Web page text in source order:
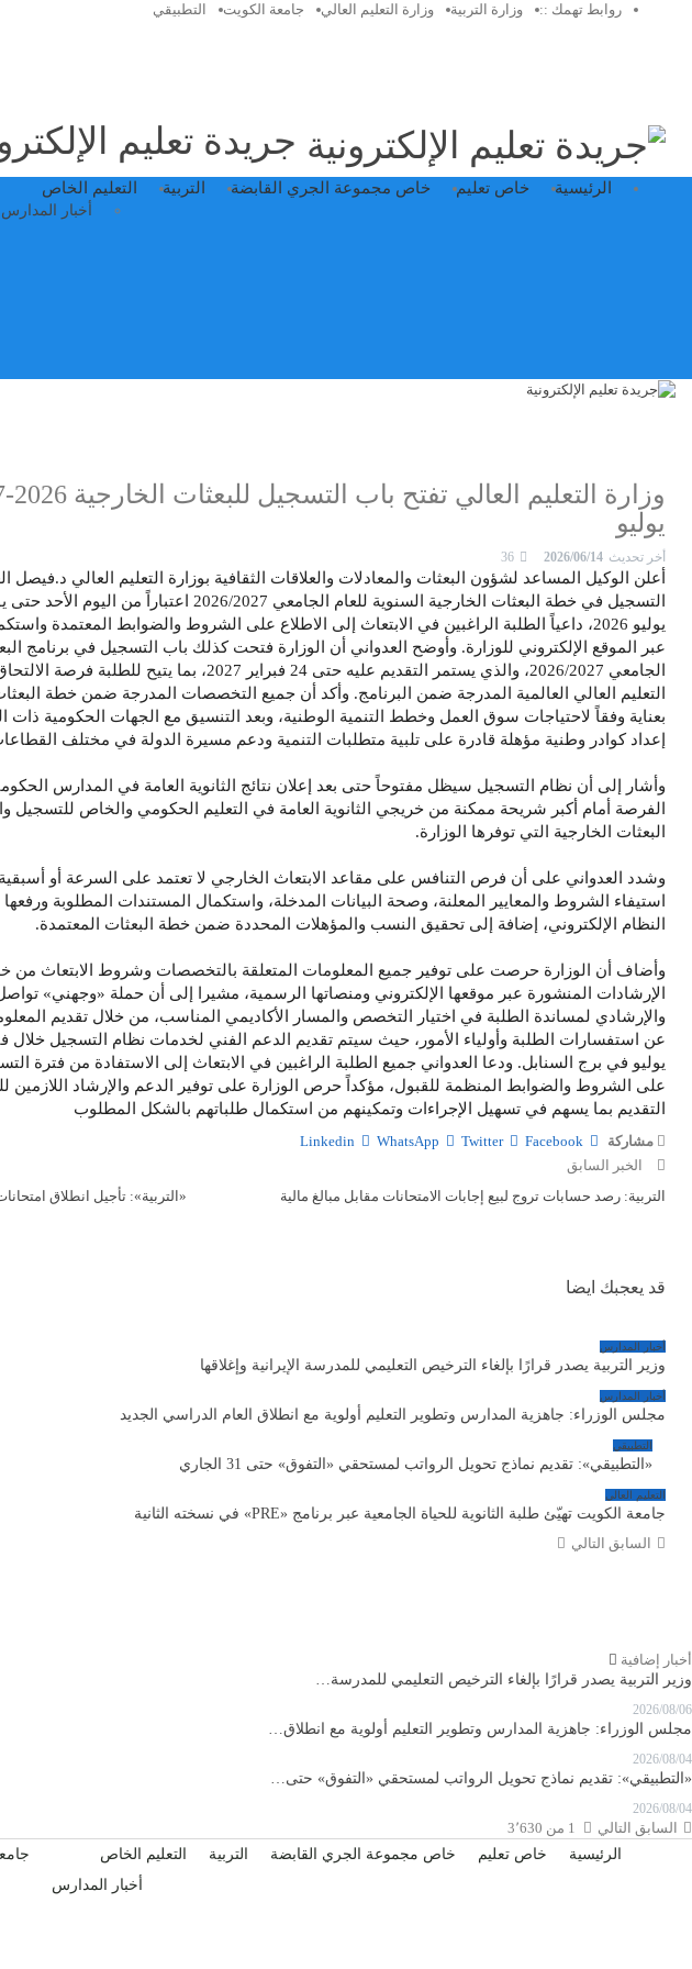
روابط تهمك :: وزارة التربية وزارة التعليم العالي جامعة الكويت التطبيقي
جريدة تعليم
الرئيسية خاص تعليم خاص مجموعة الجري القابضة التربية التعليم الخاص
أخبار المدارس
يوليو
أخر تحديث 2026/06/14
أعلن الوكيل المساعد لشؤون البعثات والمعادلات والعلاقات الثقافية بوزارة التعليم العالي د.فيصل
يوليو 2026، داعياً الطلبة الراغبين في الابتعاث إلى الاطلاع على الشروط والضوابط المعتمدة
عبر الموقع الإلكتروني للوزارة. وأوضح العدواني أن الوزارة فتحت كذلك باب التسجيل في برنامج
الجامعي 2026/2027، والذي يستمر التقديم عليه حتى 24 فبراير 2027،
التعليم العالي العالمية المدرجة ضمن البرنامج. وأكد أن جميع التخصصات المدرجة ضمن خطة
بعناية وفقاً لاحتياجات سوق العمل وخطط التنمية الوطنية، وبعد التنسيق مع الجهات الحكومية ذات
إعداد كوادر وطنية مؤهلة قادرة على تلبية متطلبات التنمية ودعم مسيرة الدولة في مختلف
وأشار إلى أن نظام التسجيل سيظل مفتوحاً حتى بعد إعلان نتائج الثانوية العامة في المدارس
الفرصة أمام أكبر شريحة ممكنة من خريجي الثانوية العامة في التعليم الحكومي والخاص للتسجيل
البعثات الخارجية التي توفرها الوزارة.
وشدد العدواني على أن فرص التنافس على مقاعد الابتعاث الخارجي لا تعتمد على السرعة أو
استيفاء الشروط والمعايير المعلنة، وصحة البيانات المدخلة، واستكمال المستندات المطلوبة
النظام الإلكتروني، إضافة إلى تحقيق النسب والمؤهلات المحددة ضمن خطة البعثات المعتمدة.
وأضاف أن الوزارة حرصت على توفير جميع المعلومات المتعلقة بالتخصصات وشروط الابتعاث من
الإرشادات المنشورة عبر موقعها الإلكتروني ومنصاتها الرسمية، مشيرا إلى أن حملة «وجهني»
والإرشادي لمساندة الطلبة في اختيار التخصص والمسار الأكاديمي المناسب، من خلال تقديم
يوليو في برج السنابل. ودعا العدواني جميع الطلبة الراغبين في الابتعاث إلى الاستفادة من فترة
على الشروط والضوابط المنظمة للقبول، مؤكداً حرص الوزارة على توفير الدعم والإرشاد اللازمين
التقديم بما يسهم في تسهيل الإجراءات وتمكينهم من استكمال طلباتهم بالشكل المطلوب
مشاركة Facebook
Twitter
WhatsApp
Linkedin
الخبر السابق
التربية: رصد حسابات تروج لبيع إجابات الامتحانات مقابل مبالغ مالية
«التربية»: تأجيل انطلاق امتحانات
قد يعجبك ايضا
أخبار المدارس
وزير التربية يصدر قرارًا بإلغاء الترخيص التعليمي للمدرسة الإيرانية وإغلاقها
أخبار المدارس
مجلس الوزراء: جاهزية المدارس وتطوير التعليم أولوية مع انطلاق العام الدراسي الجديد
التطبيقي
«التطبيقي»: تقديم نماذج تحويل الرواتب لمستحقي «التفوق» حتى 31 الجاري
التعليم العالي
جامعة الكويت تهيّئ طلبة الثانوية للحياة الجامعية عبر برنامج «PRE» في نسخته الثانية
السابق التالي
أخبار إضافية
وزير التربية يصدر قرارًا بإلغاء الترخيص التعليمي للمدرسة…
2026/08/06
مجلس الوزراء: جاهزية المدارس وتطوير التعليم أولوية مع انطلاق…
2026/08/04
«التطبيقي»: تقديم نماذج تحويل الرواتب لمستحقي «التفوق» حتى…
2026/08/04
السابق التالي
1 من 3٬630
الرئيسية
خاص تعليم خاص مجموعة الجري القابضة التربية
التعليم الخاص
أخبار المدارس